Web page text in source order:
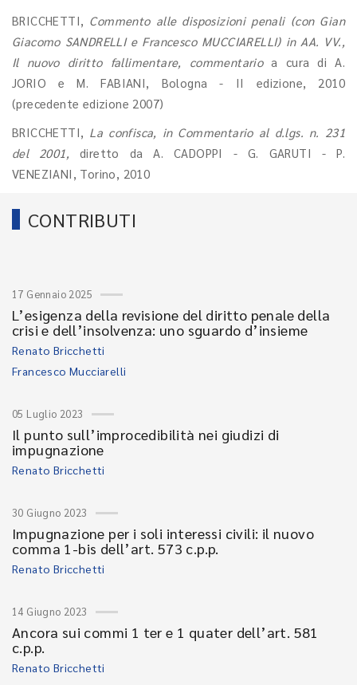
BRICCHETTI, Commento alle disposizioni penali (con Gian
Giacomo SANDRELLI e Francesco MUCCIARELLI) in AA. VV.,
Il nuovo diritto fallimentare, commentarioa cura di A.
JORIO e M. FABIANI, Bologna - II edizione, 2010
(precedente edizione 2007)
BRICCHETTI, La confisca, in Commentario al d.lgs. n. 231
del 2001, diretto da A. CADOPPI - G. GARUTI - P.
VENEZIANI, Torino, 2010
CONTRIBUTI
17 Gennaio 2025
L’esigenza della revisione del diritto penale della
crisi e dell’insolvenza: uno sguardo d’insieme
Renato Bricchetti
Francesco Mucciarelli
05 Luglio 2023
Il punto sull’improcedibilità nei giudizi di
impugnazione
Renato Bricchetti
30 Giugno 2023
Impugnazione per i soli interessi civili: il nuovo
comma 1-bis dell’art. 573 c.p.p.
Renato Bricchetti
14 Giugno 2023
Ancora sui commi 1 ter e 1 quater dell’art. 581
c.p.p.
Renato Bricchetti